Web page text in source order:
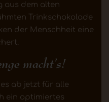
aus dem alten
Trinkschokolade
der Menschheit eine
macht’s!
ab jetzt für alle
ein optimiertes